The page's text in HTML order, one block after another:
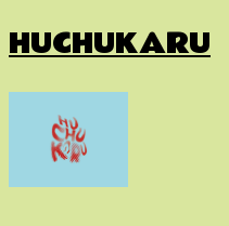
HUCHUKARU